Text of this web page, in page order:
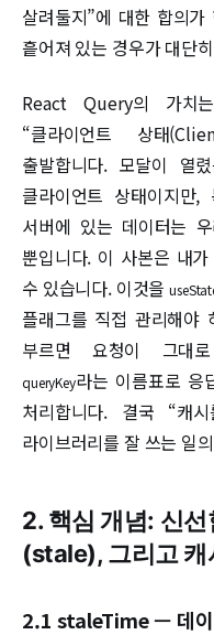
살려둘지”에 대한 합의
흩어져 있는 경우가 대단
React Query의 가치
“클라이언트 상태
출발합니다. 모달이 열
클라이언트 상태이지만,
서버에 있는 데이터는
뿐입니다. 이 사본은 내
수 있습니다. 이것을
플래그를 직접 관리해야
부르면 요청이 그대
queryKey라는 이름표로 응
처리합니다. 결국 “캐
라이브러리를 잘 쓰는 일
2. 핵심 개념: 신
(stale), 그리고 캐
2.1 staleTime — 데이